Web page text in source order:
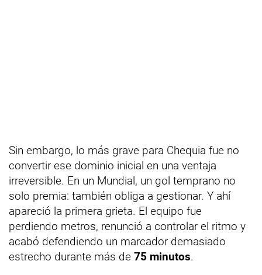
Sin embargo, lo más grave para Chequia fue no
convertir ese dominio inicial en una ventaja
irreversible. En un Mundial, un gol temprano no
solo premia: también obliga a gestionar. Y ahí
apareció la primera grieta. El equipo fue
perdiendo metros, renunció a controlar el ritmo y
acabó defendiendo un marcador demasiado
estrecho durante más de 75 minutos.